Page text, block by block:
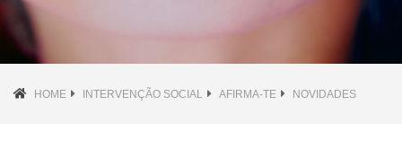
HOME INTERVENÇÃO SOCIAL AFIRMA-TE NOVIDADES